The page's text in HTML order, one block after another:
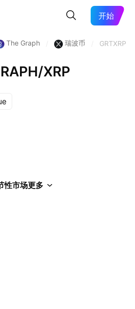
开始
The Graph 瑞波币 GRTXRP
XRP
性市场更多